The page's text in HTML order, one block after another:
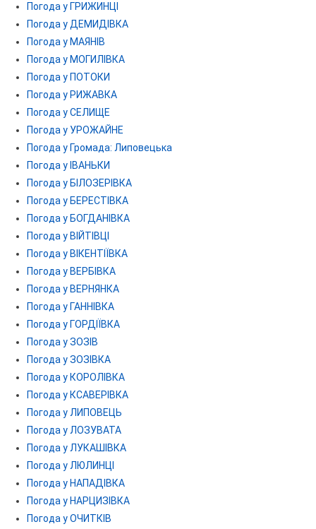
Погода у ГРИЖИНЦІ
Погода у ДЕМИДІВКА
Погода у МАЯНІВ
Погода у МОГИЛІВКА
Погода у ПОТОКИ
Погода у РИЖАВКА
Погода у СЕЛИЩЕ
Погода у УРОЖАЙНЕ
Погода у Громада: Липовецька
Погода у ІВАНЬКИ
Погода у БІЛОЗЕРІВКА
Погода у БЕРЕСТІВКА
Погода у БОГДАНІВКА
Погода у ВІЙТІВЦІ
Погода у ВІКЕНТІЇВКА
Погода у ВЕРБІВКА
Погода у ВЕРНЯНКА
Погода у ГАННІВКА
Погода у ГОРДІЇВКА
Погода у ЗОЗІВ
Погода у ЗОЗІВКА
Погода у КОРОЛІВКА
Погода у КСАВЕРІВКА
Погода у ЛИПОВЕЦЬ
Погода у ЛОЗУВАТА
Погода у ЛУКАШІВКА
Погода у ЛЮЛИНЦІ
Погода у НАПАДІВКА
Погода у НАРЦИЗІВКА
Погода у ОЧИТКІВ